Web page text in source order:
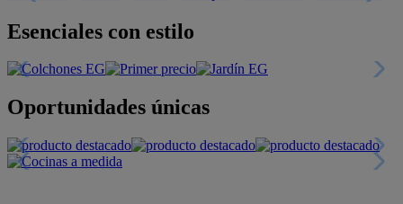
Esenciales con estilo
Oportunidades únicas